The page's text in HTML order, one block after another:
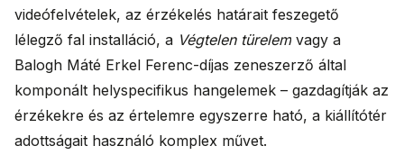
videófelvételek, az érzékelés határait feszegető
lélegző fal installáció, a Végtelen türelem vagy a
Balogh Máté Erkel Ferenc-díjas zeneszerző által
komponált helyspecifikus hangelemek – gazdagítják az
érzékekre és az értelemre egyszerre ható, a kiállítótér
adottságait használó komplex művet.